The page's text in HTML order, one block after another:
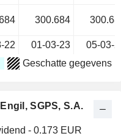
300.684
22 01-03-23 05-03-
Geschatte gegevens
SGPS, S.A.
- 0.173 EUR